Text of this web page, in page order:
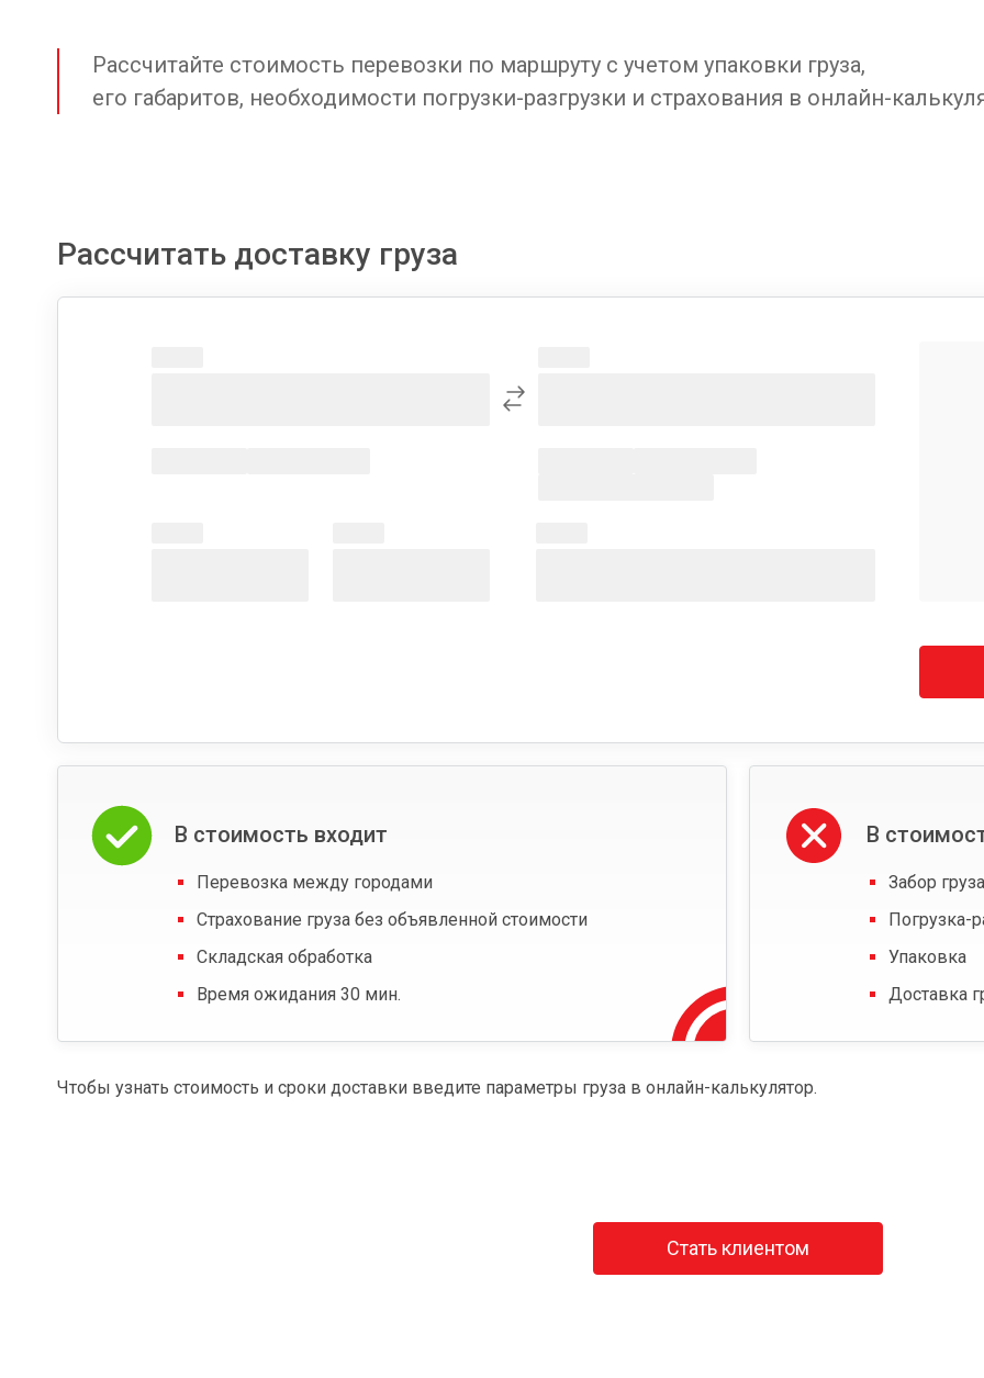
Рассчитайте стоимость перевозки по маршруту с учетом упаковки груза,
его габаритов, необходимости погрузки-разгрузки и страхования в онлайн-
Рассчитать доставку груза
В стоимость входит
Перевозка между городами
Страхование груза без объявленной стоимости
Складская обработка
Время ожидания 30 мин.
В
Забор
Погрузка-
Упаковка
Доставка
Чтобы узнать стоимость и сроки доставки введите параметры груза в онлайн-калькулятор.
Стать клиентом